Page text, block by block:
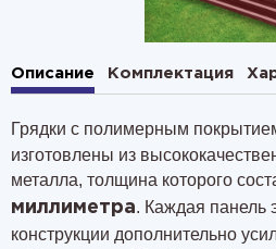
Описание Комплектация
Грядки с полимерным
изготовлены из
металла, толщина которого
миллиметра. Каждая панель
конструкции дополнительно